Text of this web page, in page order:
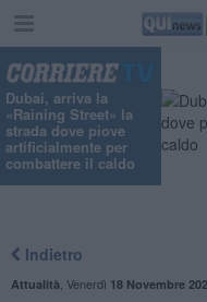
Dubai, arriva la
«Raining Street» la
strada dove piove
artificialmente per
combattere il caldo
Indietro
Attualità Venerdì 18 Novembre